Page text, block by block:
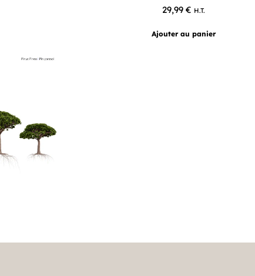
29,99€ H.T.
Ajouter au panier